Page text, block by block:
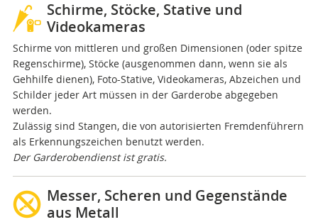
Schirme, Stöcke, Stative und
Videokameras
Schirme von mittleren und großen Dimensionen (oder spitze
Regenschirme), Stöcke (ausgenommen dann, wenn sie als
Gehhilfe dienen), Foto-Stative, Videokameras, Abzeichen und
Schilder jeder Art müssen in der Garderobe abgegeben
werden.
Zulässig sind Stangen, die von autorisierten Fremdenführern
als Erkennungszeichen benutzt werden.
Der Garderobendienst ist gratis.
Messer, Scheren und Gegenstände
aus Metall